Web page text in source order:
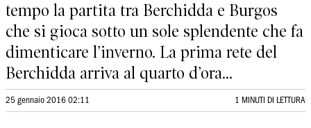
tempo la partita tra Berchidda e Burgos
che si gioca sotto un sole splendente che fa
dimenticare l’inverno. La prima rete del
Berchidda arriva al quarto d’ora...
25 gennaio 2016 02:11 1 MINUTI DI LETTURA